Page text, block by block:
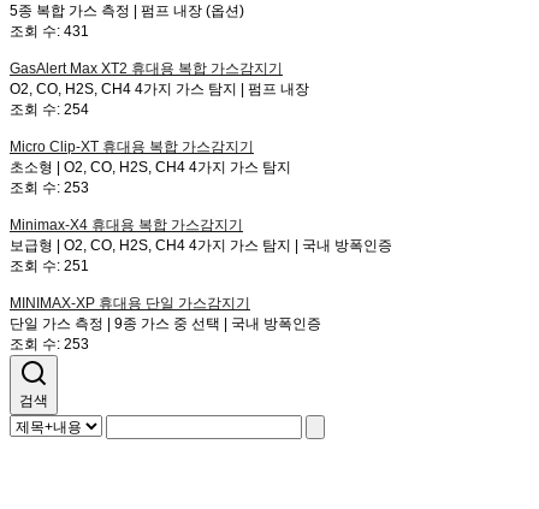
5종 복합 가스 측정 | 펌프 내장 (옵션)
조회 수: 431
GasAlert Max XT2 휴대용 복합 가스감지기
O2, CO, H2S, CH4 4가지 가스 탐지 | 펌프 내장
조회 수: 254
Micro Clip-XT 휴대용 복합 가스감지기
초소형 | O2, CO, H2S, CH4 4가지 가스 탐지
조회 수: 253
Minimax-X4 휴대용 복합 가스감지기
보급형 | O2, CO, H2S, CH4 4가지 가스 탐지 | 국내 방폭인증
조회 수: 251
MINIMAX-XP 휴대용 단일 가스감지기
단일 가스 측정 | 9종 가스 중 선택 | 국내 방폭인증
조회 수: 253
검색